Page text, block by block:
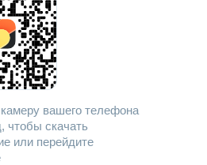
вашего телефона
чтобы скачать
или перейдите